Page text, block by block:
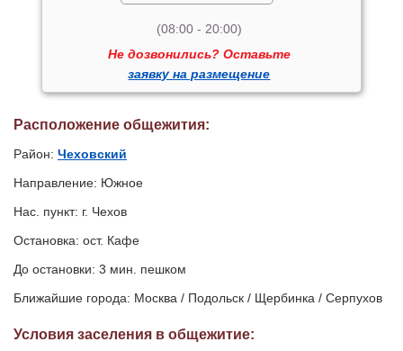
(08:00 - 20:00)
Не дозвонились? Оставьте
заявку на размещение
Расположение общежития:
Район: Чеховский
Направление: Южное
Нас. пункт: г. Чехов
Остановка: ост. Кафе
До остановки: 3 мин. пешком
Ближайшие города: Москва / Подольск / Щербинка / Серпухов
Условия заселения в общежитие: